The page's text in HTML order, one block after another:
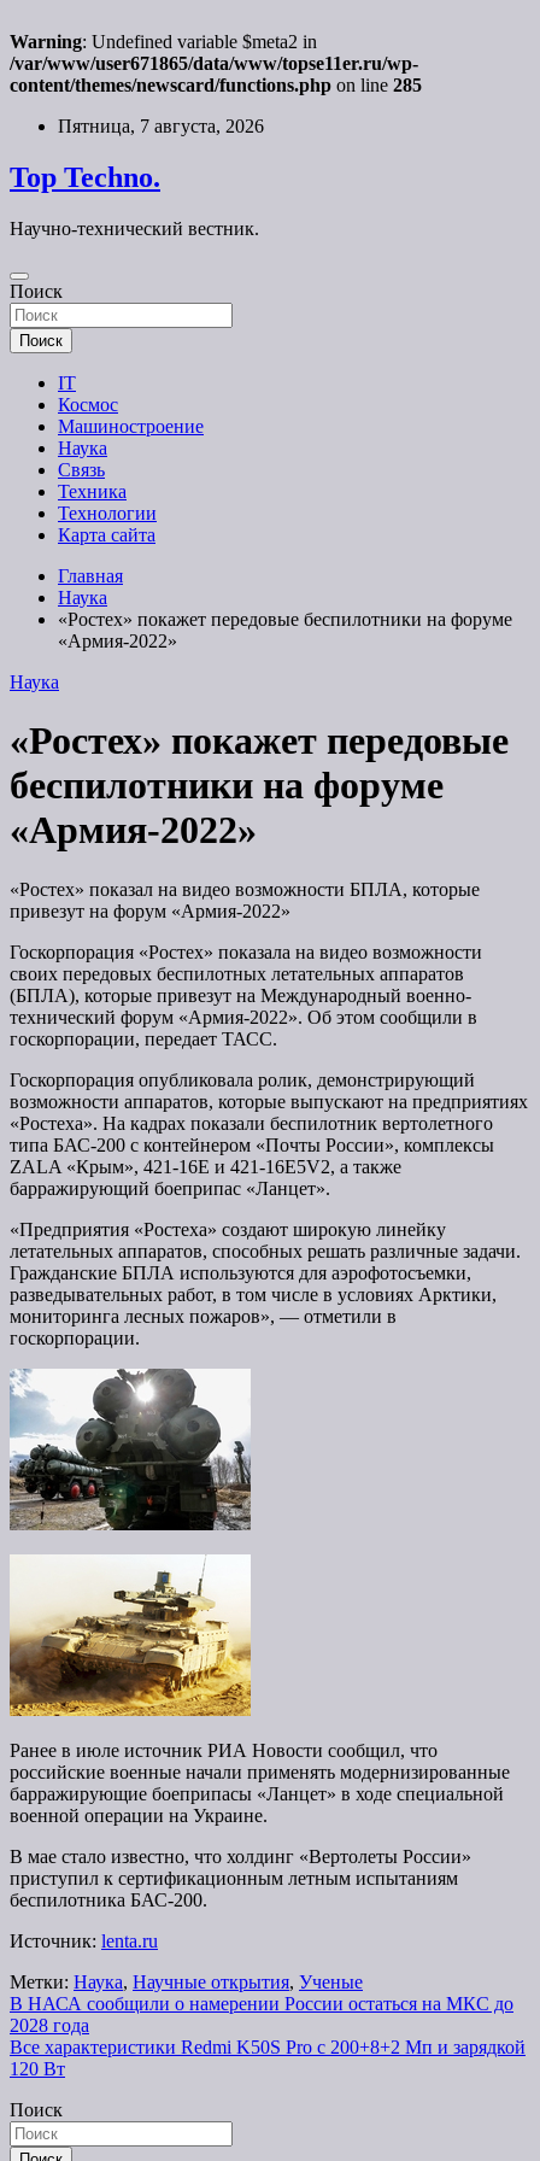
Warning: Undefined variable $meta2 in
/var/www/user671865/data/www/topse11er.ru/wp-
content/themes/newscard/functions.php on line 285
Перейти
содержимому
Пятница, 7 августа, 2026
Top Techno.
Научно-технический вестник.
Поиск
Поиск
IT
Космос
Машиностроение
Наука
Связь
Техника
Технологии
Карта сайта
Главная
Наука
«Ростех» покажет передовые беспилотники на форуме
«Армия-2022»
Наука
«Ростех» покажет передовые
беспилотники на форуме
«Армия-2022»
«Ростех» показал на видео возможности БПЛА, которые
привезут на форум «Армия-2022»
Госкорпорация «Ростех» показала на видео возможности
своих передовых беспилотных летательных аппаратов
(БПЛА), которые привезут на Международный военно-
технический форум «Армия-2022». Об этом сообщили в
госкорпорации, передает ТАСС.
Госкорпорация опубликовала ролик, демонстрирующий
возможности аппаратов, которые выпускают на предприятиях
«Ростеха». На кадрах показали беспилотник вертолетного
типа БАС-200 с контейнером «Почты России», комплексы
ZALA «Крым», 421-16E и 421-16E5V2, а также
барражирующий боеприпас «Ланцет».
«Предприятия «Ростеха» создают широкую линейку
летательных аппаратов, способных решать различные задачи.
Гражданские БПЛА используются для аэрофотосъемки,
разведывательных работ, в том числе в условиях Арктики,
мониторинга лесных пожаров», — отметили в
госкорпорации.
Ранее в июле источник РИА Новости сообщил, что
российские военные начали применять модернизированные
барражирующие боеприпасы «Ланцет» в ходе специальной
военной операции на Украине.
В мае стало известно, что холдинг «Вертолеты России»
приступил к сертификационным летным испытаниям
беспилотника БАС-200.
Источник: lenta.ru
Метки: Наука, Научные открытия, Ученые
Навигация
по
записям
В НАСА сообщили о намерении России остаться на МКС до
2028 года
Все характеристики Redmi K50S Pro с 200+8+2 Мп и зарядкой
120 Вт
Поиск